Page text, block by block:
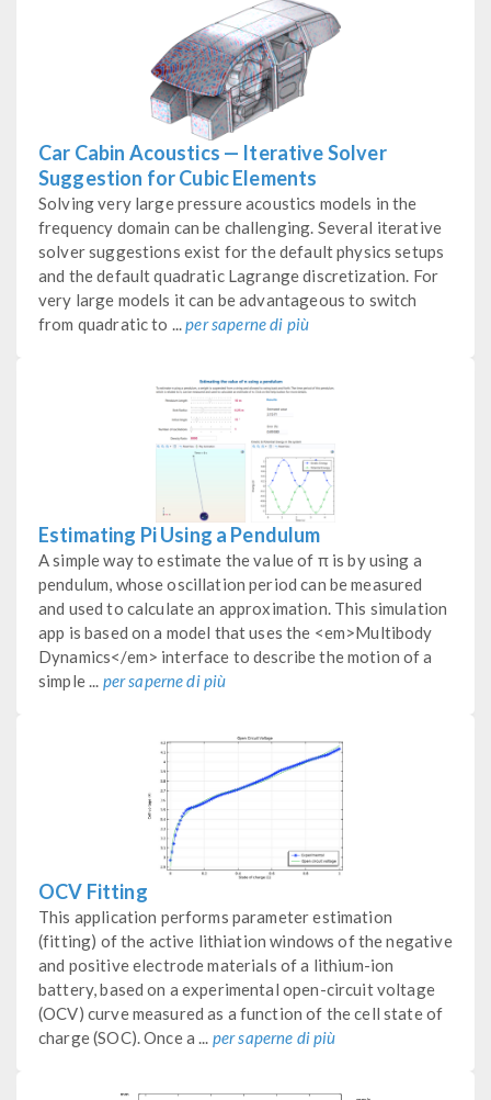
Car Cabin Acoustics — Iterative Solver
Suggestion for Cubic Elements
Solving very large pressure acoustics models in the
frequency domain can be challenging. Several iterative
solver suggestions exist for the default physics setups
and the default quadratic Lagrange discretization. For
very large models it can be advantageous to switch
from quadratic to ...per saperne di più
Estimating Pi Using a Pendulum
A simple way to estimate the value of π is by using a
pendulum, whose oscillation period can be measured
and used to calculate an approximation. This simulation
app is based on a model that uses the <em>Multibody
Dynamics</em> interface to describe the motion of a
simple ... per saperne di più
OCV Fitting
This application performs parameter estimation
(fitting) of the active lithiation windows of the negative
and positive electrode materials of a lithium-ion
battery, based on a experimental open-circuit voltage
(OCV) curve measured as a function of the cell state of
charge (SOC). Once a ... per saperne di più